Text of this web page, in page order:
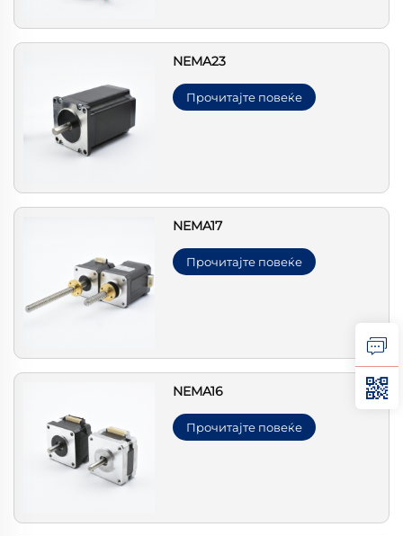
NEMA23
Прочитајте повеќе
NEMA17
Прочитајте повеќе
NEMA16
Прочитајте повеќе